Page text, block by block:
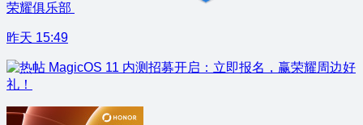
荣耀俱乐部
昨天 15:49
MagicOS 11 内测招募开启：立即报名，赢荣耀周边好
礼！